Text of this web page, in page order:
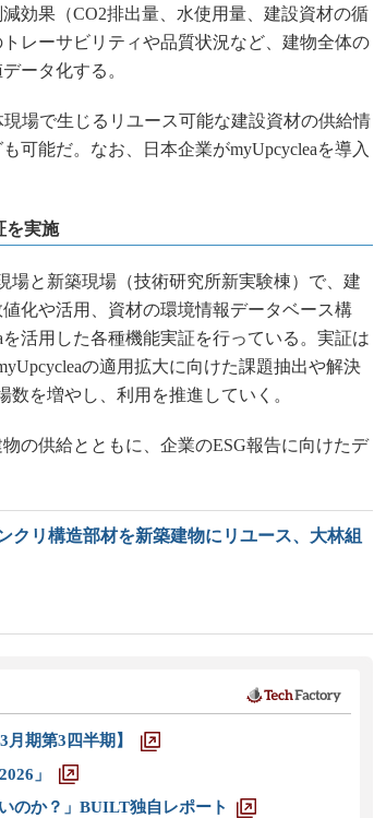
効果（CO2排出量、水使用量、建設資材の循
レーサビリティや品質状況など、建物全体の
ータ化する。
場で生じるリユース可能な建設資材の供給情
可能だ。なお、日本企業がmyUpcycleaを導入
を実施
と新築現場（技術研究所新実験棟）で、建
化や活用、資材の環境情報データベース構
活用した各種機能実証を行っている。実証は
の適用拡大に向けた課題抽出や解決
を増やし、利用を推進していく。
の供給とともに、企業のESG報告に向けたデ
クリ構造部材を新築建物にリユース、大林組
月期第3四半期】
」
のか？」BUILT独自レポート